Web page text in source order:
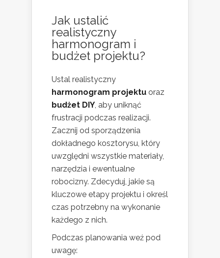
Jak ustalić
realistyczny
harmonogram i
budżet projektu?
Ustal realistyczny
harmonogram projektu oraz
budżet DIY, aby uniknąć
frustracji podczas realizacji.
Zacznij od sporządzenia
dokładnego kosztorysu, który
uwzględni wszystkie materiały,
narzędzia i ewentualne
robocizny. Zdecyduj, jakie są
kluczowe etapy projektu i określ
czas potrzebny na wykonanie
każdego z nich.
Podczas planowania weź pod
uwagę: